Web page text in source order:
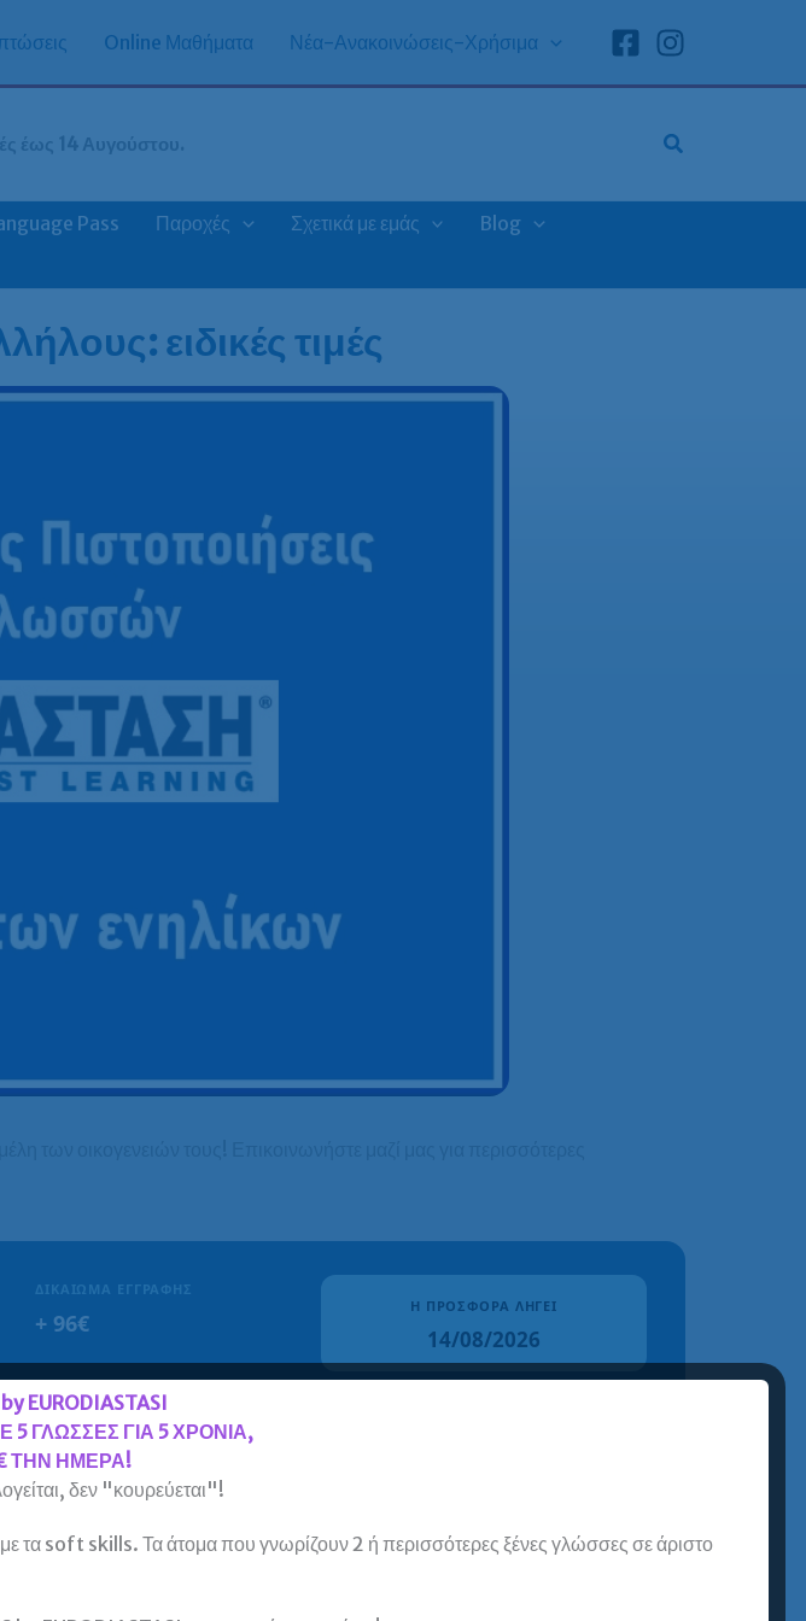
Online Μαθήματα Νέα-Ανακοινώσεις-Χρήσιμα
έως 14 Αυγούστου.
Pass Παροχές Σχετικά με εμάς
Blog
ειδικές τιμές
ΔΙΚΑΊΩΜΑ ΕΓΓΡΑΦΉΣ
+ 96€
Η ΠΡΟΣΦΟΡΆ ΛΉΓΕΙ
14/08/2026
EURODIASTASI
ΓΛΩΣΣΕΣ ΓΙΑ 5 ΧΡΟΝΙΑ,
ΤΗΝ ΗΜΕΡΑ!
δεν "κουρεύεται"!
τα soft skills. Τα άτομα που γνωρίζουν 2 ή περισσότερες ξένες γλώσσες σε άριστο